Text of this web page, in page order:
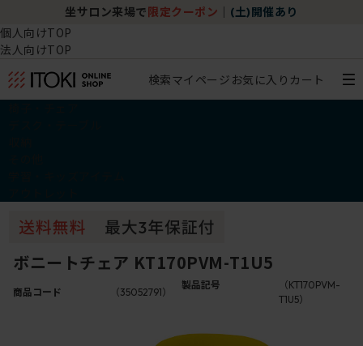
坐サロン来場で 限定クーポン (土)開催あり
個人向けTOP
法人向けTOP
検索マイページ お気に入り カート
ボニートチェア KT170PVM-T1U5
商品コード （35052791）
製品記号
（KT170PVM-
T1U5）